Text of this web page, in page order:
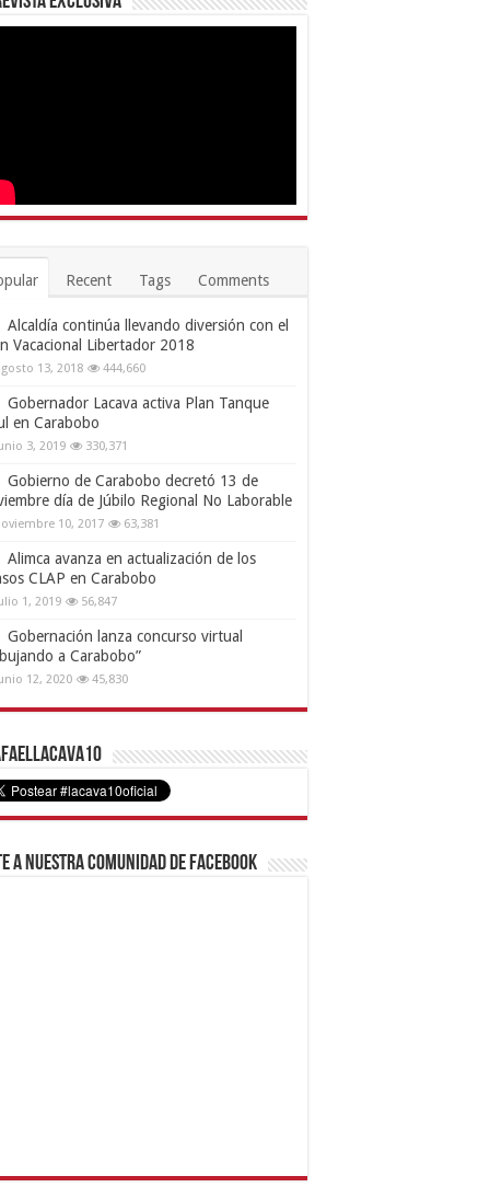
Recent Tags Comments
Alcaldía continúa llevando diversión con el
Vacacional Libertador 2018
13, 2018 444,660
Gobernador Lacava activa Plan Tanque
en Carabobo
3, 2019 330,371
Gobierno de Carabobo decretó 13 de
día de Júbilo Regional No Laborable
10, 2017 63,381
Alimca avanza en actualización de los
CLAP en Carabobo
1, 2019 56,847
Gobernación lanza concurso virtual
a Carabobo”
12, 2020 45,830
a nuestra comunidad de Facebook